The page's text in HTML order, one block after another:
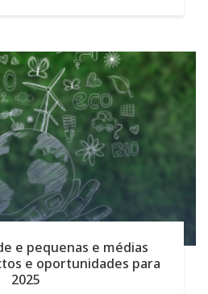
e pequenas e médias
e oportunidades para
2025